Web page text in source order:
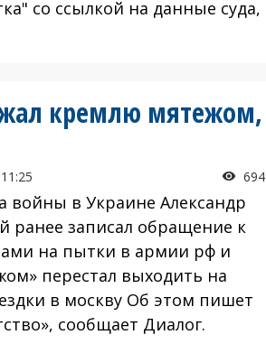
со ссылкой на данные суда,
кремлю мятежом,
11:25 694
войны в Украине Александр
ранее записал обращение к
на пытки в армии рф и
перестал выходить на
в москву Об этом пишет
сообщает Диалог.